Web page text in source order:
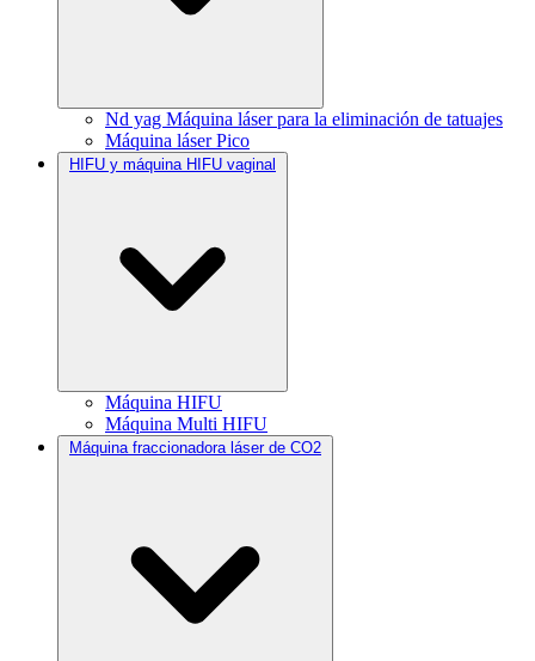
Nd yag Máquina láser para la eliminación de tatuajes
Máquina láser Pico
HIFU y máquina HIFU vaginal
Máquina HIFU
Máquina Multi HIFU
Máquina fraccionadora láser de CO2